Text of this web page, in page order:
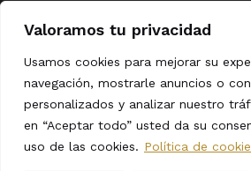
Valoramos tu privacidad
Usamos cookies para mejorar su
navegación, mostrarle anuncios o
personalizados y analizar nuestro
en “Aceptar todo” usted da su
uso de las cookies. Política de
Recursos
Políticas de cookies
Aviso legal
Envíos